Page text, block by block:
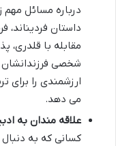
درباره مسائل مهم
داستان
مقابله با قلدری،
شخصی فرزندانشان
ارزشمندی را برای
می دهد.
علاقه مندان به
کسانی که به